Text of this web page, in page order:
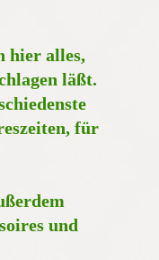
hier alles,
läßt.
für
und